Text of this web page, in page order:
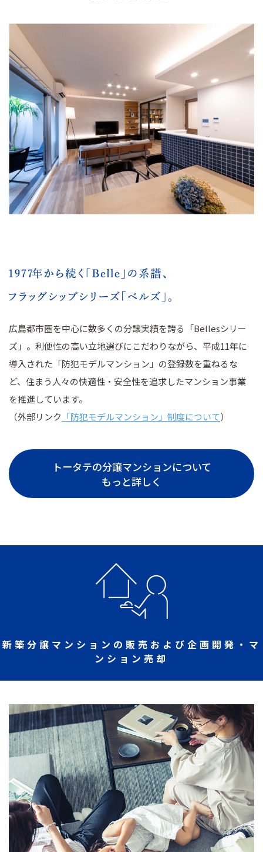
広島都市圏を中心に数多くの分譲実績を誇る「Bellesシリー
ズ」。利便性の高い立地選びにこだわりながら、平成11年に
導入された「防犯モデルマンション」の登録数を重ねるな
ど、住まう人々の快適性・安全性を追求したマンション事業
を推進しています。
（外部リンク 「防犯モデルマンション」制度について）
トータテの分譲マンションについて
もっと詳しく
新築分譲マンションの販売および企画開発・マ
ンション売却